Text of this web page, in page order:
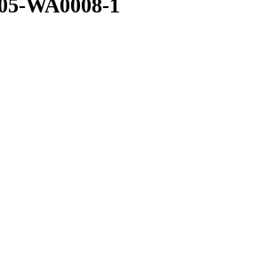
WA0008-1